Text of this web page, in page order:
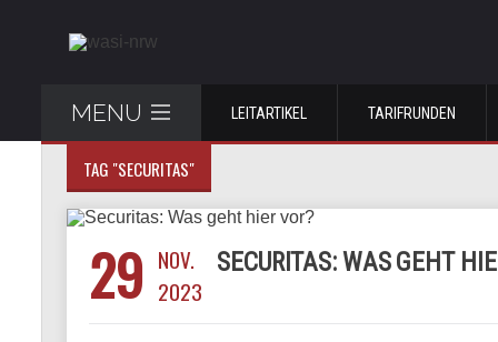
MENU LEITARTIKEL TARIFRUNDEN
TAG "SECURITAS"
29 NOV.
2023
SECURITAS: WAS GEHT